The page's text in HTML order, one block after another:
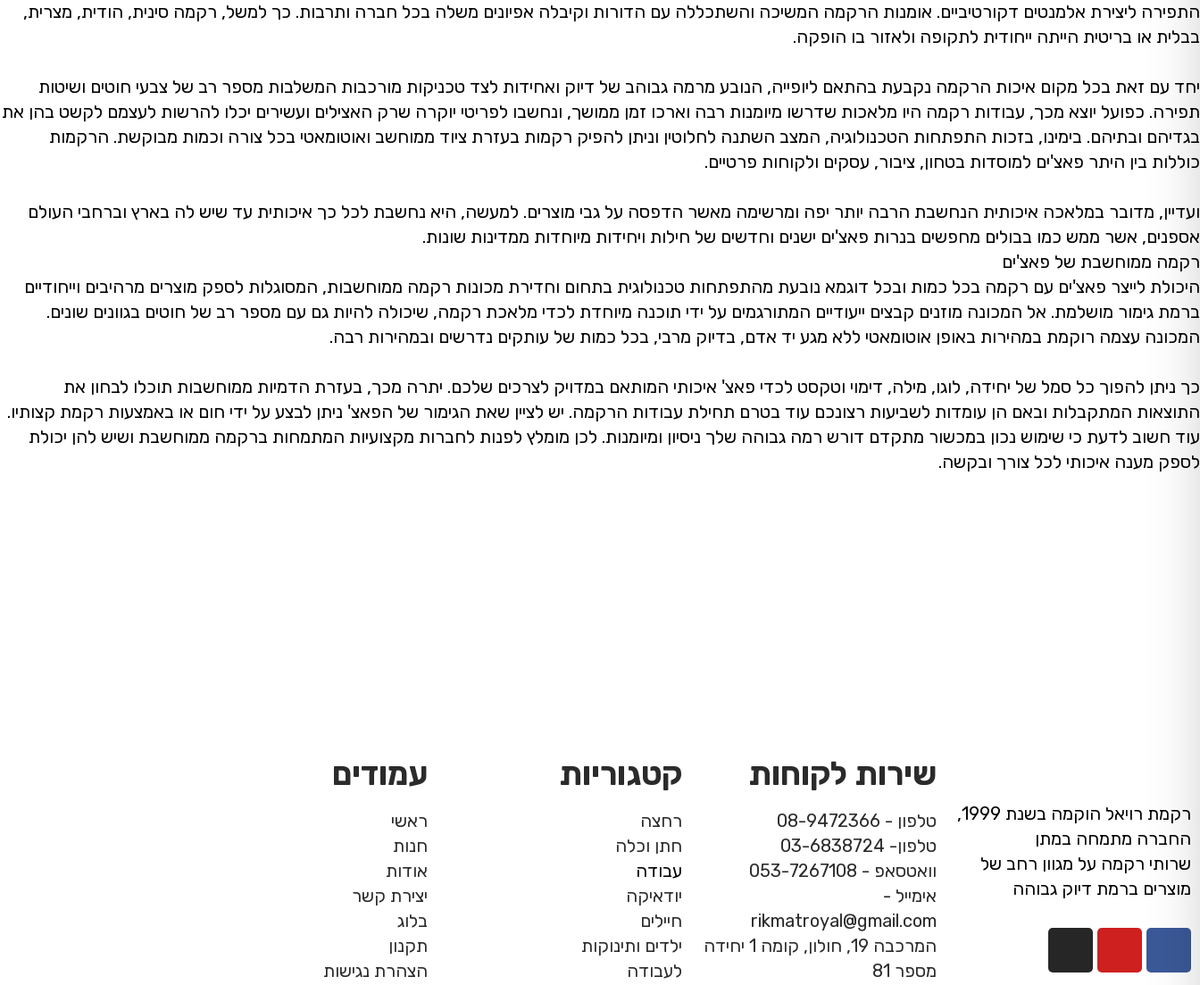
התפירה ליצירת אלמנטים דקורטיביים. אומנות הרקמה המשיכה והשתכללה עם הדורות וקיבלה אפיונים משלה בכל חברה ותרבות. כך למשל, רקמה סינית, הודית, מצרית,
בבלית או בריטית הייתה ייחודית לתקופה ולאזור בו הופקה.
יחד עם זאת בכל מקום איכות הרקמה נקבעת בהתאם ליופייה, הנובע מרמה גבוהב של דיוק ואחידות לצד טכניקות מורכבות המשלבות מספר רב של צבעי חוטים ושיטות
תפירה. כפועל יוצא מכך, עבודות רקמה היו מלאכות שדרשו מיומנות רבה וארכו זמן ממושך, ונחשבו לפריטי יוקרה שרק האצילים ועשירים יכלו להרשות לעצמם לקשט בהן את
בגדיהם ובתיהם. בימינו, בזכות התפתחות הטכנולוגיה, המצב השתנה לחלוטין וניתן להפיק רקמות בעזרת ציוד ממוחשב ואוטומאטי בכל צורה וכמות מבוקשת. הרקמות
כוללות בין היתר פאצ'ים למוסדות בטחון, ציבור, עסקים ולקוחות פרטיים.
ועדיין, מדובר במלאכה איכותית הנחשבת הרבה יותר יפה ומרשימה מאשר הדפסה על גבי מוצרים. למעשה, היא נחשבת לכל כך איכותית עד שיש לה בארץ וברחבי העולם
אספנים, אשר ממש כמו בבולים מחפשים בנרות פאצ'ים ישנים וחדשים של חילות ויחידות מיוחדות ממדינות שונות.
רקמה ממוחשבת של פאצ'ים
היכולת לייצר פאצ'ים עם רקמה בכל כמות ובכל דוגמא נובעת מהתפתחות טכנולוגית בתחום וחדירת מכונות רקמה ממוחשבות, המסוגלות לספק מוצרים מרהיבים וייחודיים
ברמת גימור מושלמת. אל המכונה מוזנים קבצים ייעודיים המתורגמים על ידי תוכנה מיוחדת לכדי מלאכת רקמה, שיכולה להיות גם עם מספר רב של חוטים בגוונים שונים.
המכונה עצמה רוקמת במהירות באופן אוטומאטי ללא מגע יד אדם, בדיוק מרבי, בכל כמות של עותקים נדרשים ובמהירות רבה.
כך ניתן להפוך כל סמל של יחידה, לוגו, מילה, דימוי וטקסט לכדי פאצ' איכותי המותאם במדויק לצרכים שלכם. יתרה מכך, בעזרת הדמיות ממוחשבות תוכלו לבחון את
התוצאות המתקבלות ובאם הן עומדות לשביעות רצונכם עוד בטרם תחילת עבודות הרקמה. יש לציין שאת הגימור של הפאצ' ניתן לבצע על ידי חום או באמצעות רקמת קצותיו.
עוד חשוב לדעת כי שימוש נכון במכשור מתקדם דורש רמה גבוהה שלך ניסיון ומיומנות. לכן מומלץ לפנות לחברות מקצועיות המתמחות ברקמה ממוחשבת ושיש להן יכולת
לספק מענה איכותי לכל צורך ובקשה.
רקמת רויאל הוקמה בשנת 1999,
החברה מתמחה במתן
שרותי רקמה על מגוון רחב של
מוצרים ברמת דיוק גבוהה
שירות לקוחות
טלפון - 08-9472366
טלפון- 03-6838724
וואטסאפ - 053-7267108
אימייל -
rikmatroyal@gmail.com
המרכבה 19, חולון, קומה 1 יחידה
מספר 81
קטגוריות
רחצה
חתן וכלה
עבודה
יודאיקה
חיילים
ילדים ותינוקות
לעבודה
עמודים
ראשי
חנות
אודות
יצירת קשר
בלוג
תקנון
הצהרת נגישות